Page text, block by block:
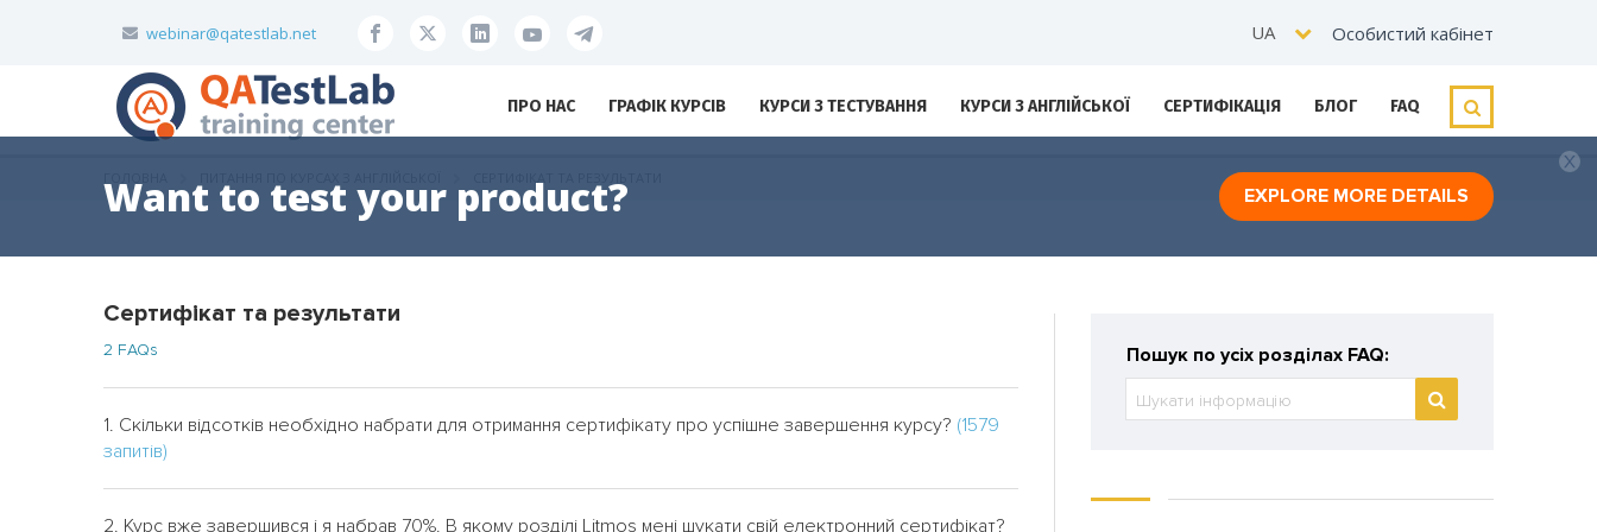
webinar@qatestlab.net UA Особистий кабінет
ПРО НАС ГРАФІК КУРСІВ КУРСИ З ТЕСТУВАННЯ КУРСИ З АНГЛІЙСЬКОЇ СЕРТИФІКАЦІЯ БЛОГ FAQ
Want to test your product? EXPLORE MORE DETAILS
Сертифікат та результати
2 FAQs
1. Скільки відсотків необхідно набрати для отримання сертифікату про успішне завершення курсу? (1579
запитів)
2. Курс вже завершився і я набрав 70%. В якому розділі Litmos мені шукати свій електронний сертифікат?
Пошук по усіх розділах FAQ: